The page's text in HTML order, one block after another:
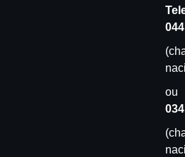
044
ou